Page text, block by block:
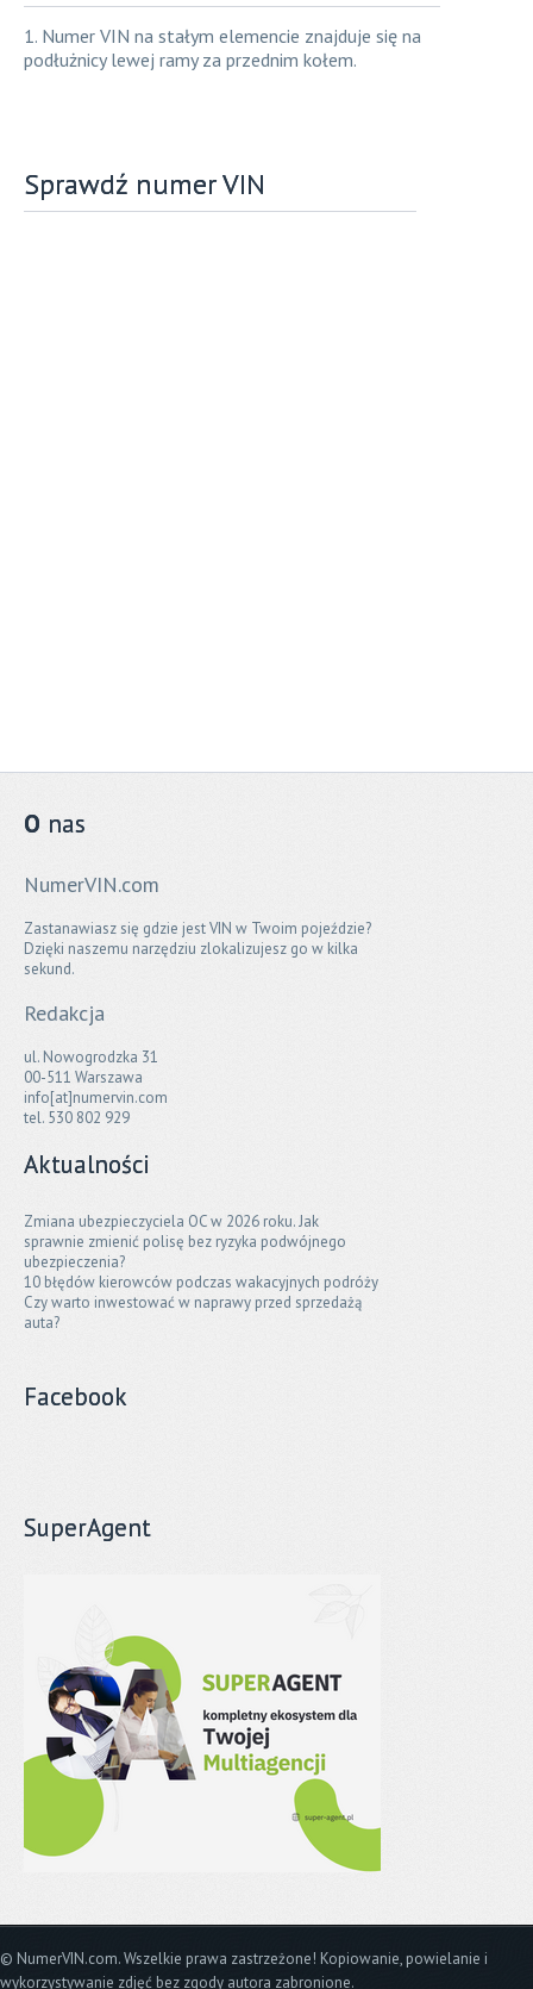
1. Numer VIN na stałym elemencie znajduje się na
podłużnicy lewej ramy za przednim kołem.
Sprawdź numer VIN
O nas
NumerVIN.com
Zastanawiasz się gdzie jest VIN w Twoim pojeździe?
Dzięki naszemu narzędziu zlokalizujesz go w kilka
sekund.
Redakcja
ul. Nowogrodzka 31
00-511 Warszawa
info[at]numervin.com
tel. 530 802 929
Aktualności
Zmiana ubezpieczyciela OC w 2026 roku. Jak
sprawnie zmienić polisę bez ryzyka podwójnego
ubezpieczenia?
10 błędów kierowców podczas wakacyjnych podróży
Czy warto inwestować w naprawy przed sprzedażą
auta?
Facebook
SuperAgent
© NumerVIN.com. Wszelkie prawa zastrzeżone! Kopiowanie, powielanie i
wykorzystywanie zdjęć bez zgody autora zabronione.